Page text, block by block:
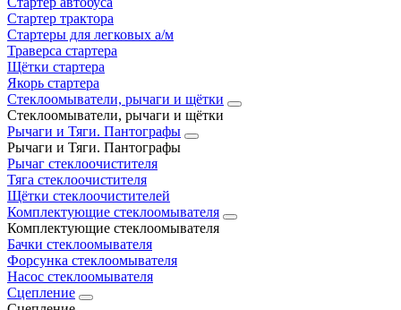
Стартер трактора
Стартеры для легковых а/м
Траверса стартера
Щётки стартера
Якорь стартера
Стеклоомыватели, рычаги и щётки
Стеклоомыватели, рычаги и щётки
Рычаги и Тяги. Пантографы
Рычаги и Тяги. Пантографы
Рычаг стеклоочистителя
Тяга стеклоочистителя
Щётки стеклоочистителей
Комплектующие стеклоомывателя
Комплектующие стеклоомывателя
Бачки стеклоомывателя
Форсунка стеклоомывателя
Насос стеклоомывателя
Сцепление